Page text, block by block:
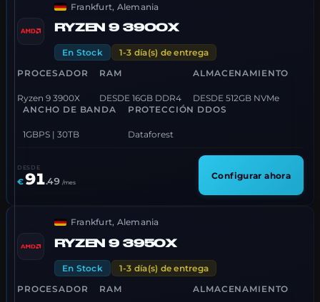
Frankfurt, Alemania
RYZEN 9 3900X
En Stock
1-3 día(s) de entrega
PROCESADOR
Ryzen 9 3900X
RAM
DESDE 16GB DDR4
ALMACENAMIENTO
DESDE 512GB NVMe
ANCHO DE BANDA
1GBPS | 30TB
PROTECCIÓN DDOS
Dataforest
DESDE
€91.49 /mes
Configurar ahora
Frankfurt, Alemania
RYZEN 9 3950X
En Stock
1-3 día(s) de entrega
PROCESADOR
RAM ALMACENAMIENTO